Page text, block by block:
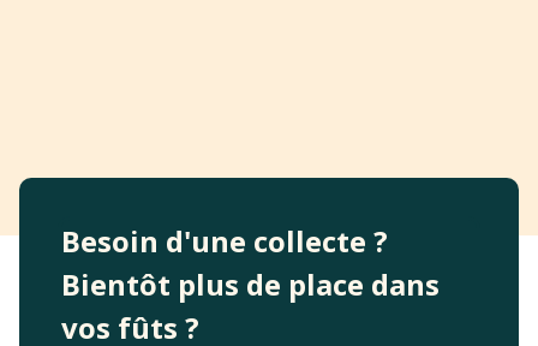
Besoin d'une collecte ?
Bientôt plus de place dans
vos fûts ?